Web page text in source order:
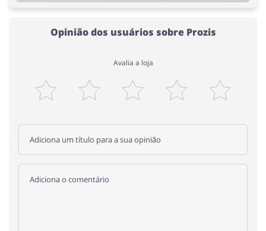
Opinião dos usuários sobre Prozis
Avalia a loja